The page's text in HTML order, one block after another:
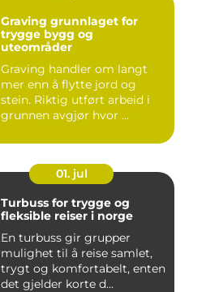
Graving grunnlaget for
trygge bygg og
uteområder
Graving handler om langt
mer enn å flytte jord og
stein. Riktig utført arbeid i
grunnen avgjør hvor ...
01. jul
Turbuss for trygge og
fleksible reiser i norge
En turbuss gir grupper
mulighet til å reise samlet,
trygt og komfortabelt, enten
det gjelder korte d...